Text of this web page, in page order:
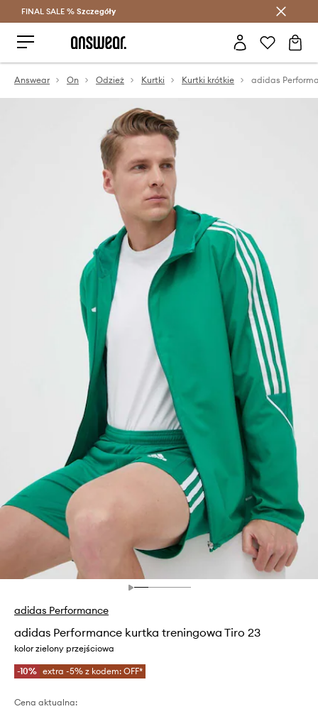
Oszczędzaj z Answear Club >
FINAL SALE % Szczegóły
Answear On Odzież Kurtki Kurtki krótkie
adidas Performance
adidas Performance kurtka treningowa Tiro 23
kolor zielony przejściowa
-10% extra -5% z kodem: OFF*
Cena aktualna: